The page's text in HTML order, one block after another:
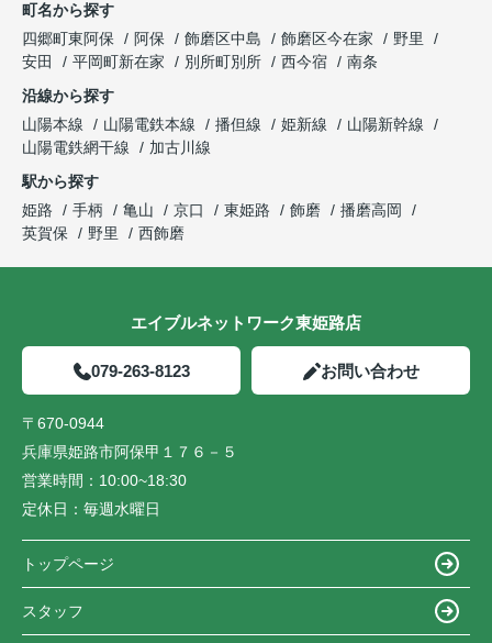
町名から探す
四郷町東阿保
阿保 飾磨区中島 飾磨区今在家
野里
安田
平岡町新在家 別所町別所 西今宿
南条
沿線から探す
山陽本線
山陽電鉄本線 播但線 姫新線
山陽新幹線
山陽電鉄網干線
加古川線
駅から探す
姫路
手柄 亀山 京口 東姫路 飾磨
播磨高岡
英賀保
野里 西飾磨
エイブルネットワーク東姫路店
079-263-8123 お問い合わせ
〒670-0944
兵庫県姫路市阿保甲１７６－５
営業時間： 10:00~18:30
定休日： 毎週水曜日
トップページ
スタッフ